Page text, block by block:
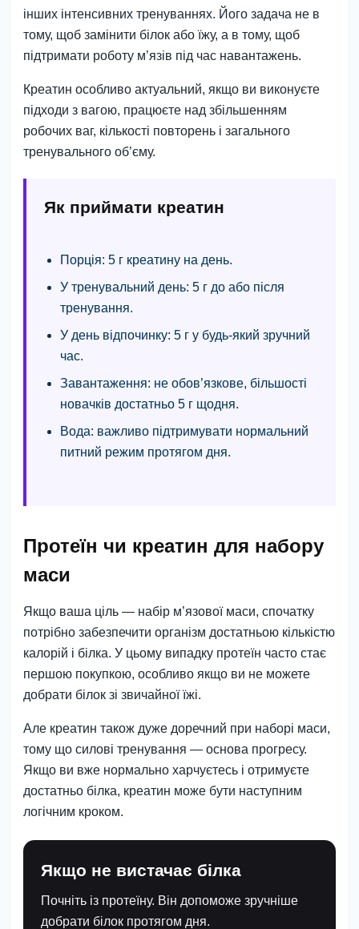
інших інтенсивних тренуваннях. Його задача не в
тому, щоб замінити білок або їжу, а в тому, щоб
підтримати роботу м’язів під час навантажень.
Креатин особливо актуальний, якщо ви виконуєте
підходи з вагою, працюєте над збільшенням
робочих ваг, кількості повторень і загального
тренувального об’єму.
Як приймати креатин
Порція: 5 г креатину на день.
У тренувальний день: 5 г до або після
тренування.
У день відпочинку: 5 г у будь-який зручний
час.
Завантаження: не обов’язкове, більшості
новачків достатньо 5 г щодня.
Вода: важливо підтримувати нормальний
питний режим протягом дня.
Протеїн чи креатин для набору
маси
Якщо ваша ціль — набір м’язової маси, спочатку
потрібно забезпечити організм достатньою кількістю
калорій і білка. У цьому випадку протеїн часто стає
першою покупкою, особливо якщо ви не можете
добрати білок зі звичайної їжі.
Але креатин також дуже доречний при наборі маси,
тому що силові тренування — основа прогресу.
Якщо ви вже нормально харчуєтесь і отримуєте
достатньо білка, креатин може бути наступним
логічним кроком.
Якщо не вистачає білка
Почніть із протеїну. Він допоможе зручніше
добрати білок протягом дня.